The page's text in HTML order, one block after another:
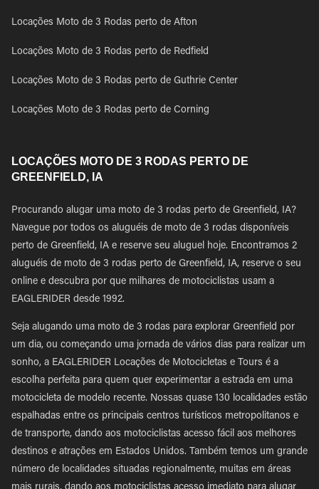
Locações Moto de 3 Rodas perto de Afton
Locações Moto de 3 Rodas perto de Redfield
Locações Moto de 3 Rodas perto de Guthrie Center
Locações Moto de 3 Rodas perto de Corning
LOCAÇÕES MOTO DE 3 RODAS PERTO DE
GREENFIELD, IA
Procurando alugar uma moto de 3 rodas perto de Greenfield, IA?
Navegue por todos os aluguéis de moto de 3 rodas disponíveis
perto de Greenfield, IA e reserve seu aluguel hoje. Encontramos 2
aluguéis de moto de 3 rodas perto de Greenfield, IA, reserve o seu
online e descubra por que milhares de motociclistas usam a
EAGLERIDER desde 1992.
Seja alugando uma moto de 3 rodas para explorar Greenfield por
um dia, ou começando uma jornada de vários dias para realizar um
sonho, a EAGLERIDER Locações de Motocicletas e Tours é a
escolha perfeita para quem quer experimentar a estrada em uma
motocicleta de modelo recente. Nossas quase 130 localidades estão
espalhadas entre os principais centros turísticos metropolitanos e
de transporte, dando aos motociclistas acesso fácil aos melhores
destinos e atrações em Estados Unidos. Também temos um grande
número de localidades situadas regionalmente, muitas em áreas